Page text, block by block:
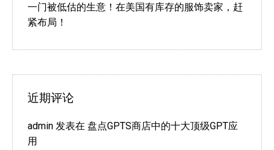
一门被低估的生意！在美国有库存的服饰卖家，赶
紧布局！
近期评论
admin 发表在 盘点GPTS商店中的十大顶级GPT应
用